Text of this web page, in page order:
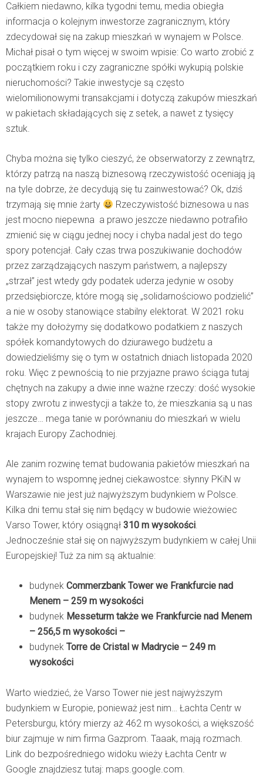
Całkiem niedawno, kilka tygodni temu, media obiegła
informacja o kolejnym inwestorze zagranicznym, który
zdecydował się na zakup mieszkań w wynajem w Polsce.
Michał pisał o tym więcej w swoim wpisie: Co warto zrobić z
początkiem roku i czy zagraniczne spółki wykupią polskie
nieruchomości? Takie inwestycje są często
wielomilionowymi transakcjami i dotyczą zakupów mieszkań
w pakietach składających się z setek, a nawet z tysięcy
sztuk.
Chyba można się tylko cieszyć, że obserwatorzy z zewnątrz,
którzy patrzą na naszą biznesową rzeczywistość oceniają ją
na tyle dobrze, że decydują się tu zainwestować? Ok, dziś
trzymają się mnie żarty
Rzeczywistość biznesowa u nas
jest mocno niepewna a prawo jeszcze niedawno potrafiło
zmienić się w ciągu jednej nocy i chyba nadal jest do tego
spory potencjał. Cały czas trwa poszukiwanie dochodów
przez zarządzających naszym państwem, a najlepszy
„strzał” jest wtedy gdy podatek uderza jedynie w osoby
przedsiębiorcze, które mogą się „solidarnościowo podzielić”
a nie w osoby stanowiące stabilny elektorat. W 2021 roku
także my dołożymy się dodatkowo podatkiem z naszych
spółek komandytowych do dziurawego budżetu a
dowiedzieliśmy się o tym w ostatnich dniach listopada 2020
roku. Więc z pewnością to nie przyjazne prawo ściąga tutaj
chętnych na zakupy a dwie inne ważne rzeczy: dość wysokie
stopy zwrotu z inwestycji a także to, że mieszkania są u nas
jeszcze… mega tanie w porównaniu do mieszkań w wielu
krajach Europy Zachodniej.
Ale zanim rozwinę temat budowania pakietów mieszkań na
wynajem to wspomnę jednej ciekawostce: słynny PKiN w
Warszawie nie jest już najwyższym budynkiem w Polsce.
Kilka dni temu stał się nim będący w budowie wieżowiec
Varso Tower, który osiągnął 310 m wysokości.
Jednocześnie stał się on najwyższym budynkiem w całej Unii
Europejskiej! Tuż za nim są aktualnie:
budynek Commerzbank Tower we Frankfurcie nad
Menem – 259 m wysokości
budynek Messeturm także we Frankfurcie nad Menem
– 256,5 m wysokości –
budynek Torre de Cristal w Madrycie – 249 m
wysokości
Warto wiedzieć, że Varso Tower nie jest najwyższym
budynkiem w Europie, ponieważ jest nim… Łachta Centr w
Petersburgu, który mierzy aż 462 m wysokości, a większość
biur zajmuje w nim firma Gazprom. Taaak, mają rozmach.
Link do bezpośredniego widoku wieży Łachta Centr w
Google znajdziesz tutaj: maps.google.com.